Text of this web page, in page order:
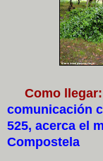
Como llegar:
comunicación
525, acerca el
Compostela